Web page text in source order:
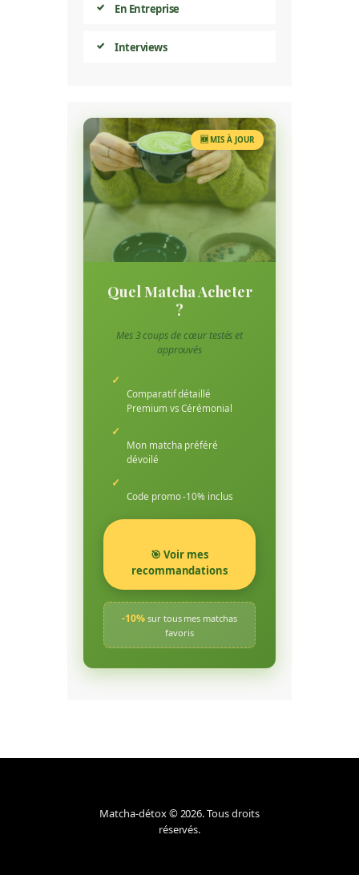
En Entreprise
Interviews
🆕 MIS À JOUR
Quel Matcha Acheter
?
Mes 3 coups de cœur testés et
approuvés
✓
Comparatif détaillé
Premium vs Cérémonial
✓
Mon matcha préféré
dévoilé
✓
Code promo -10% inclus
🎯 Voir mes
recommandations
-10%sur tous mes matchas
favoris
Matcha-détox © 2026. Tous droits
réservés.